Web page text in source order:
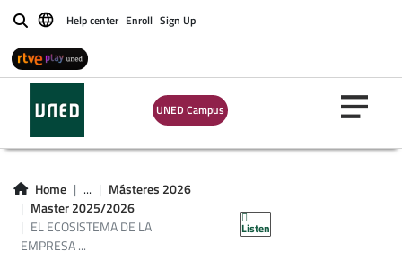
BuscarHelp center Enroll Sign Up
UNED Campus
Home ...
Másteres 2026
Master 2025/2026
EL ECOSISTEMA DE LA
EMPRESA ...
Listen
EL ECOSISTEMA DE
LA EMPRESA SOCIAL:
ACTORES,
TRANSFORMACIONES
E IMPACTO SOCIAL